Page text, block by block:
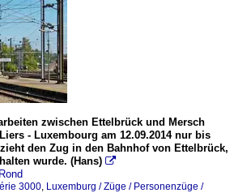
zwischen Ettelbrück und Mersch
- Luxembourg am 12.09.2014 nur bis
den Zug in den Bahnhof von Ettelbrück,
wurde. (Hans) 
3000, Luxemburg / Züge / Personenzüge /